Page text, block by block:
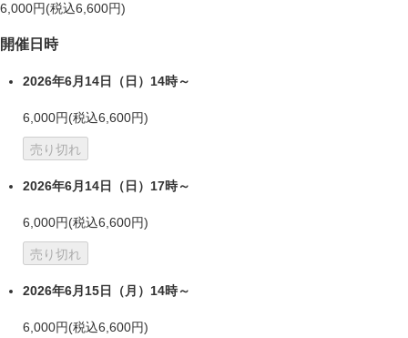
6,000円(税込6,600円)
開催日時
2026年6月14日（日）14時～
6,000円(税込6,600円)
売り切れ
2026年6月14日（日）17時～
6,000円(税込6,600円)
売り切れ
2026年6月15日（月）14時～
6,000円(税込6,600円)